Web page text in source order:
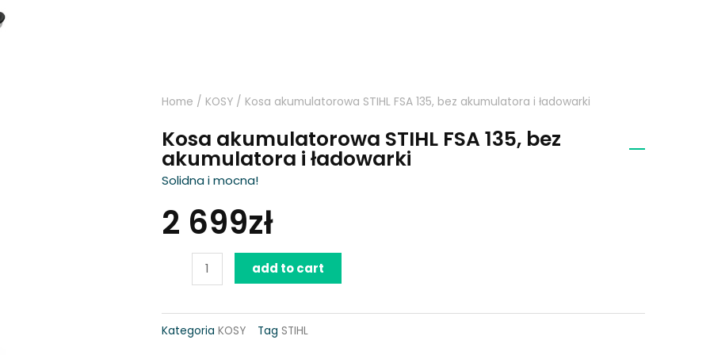
Home / KOSY / Kosa akumulatorowa STIHL FSA 135, bez akumulatora i ładowarki
Kosa akumulatorowa STIHL FSA 135, bez
akumulatora i ładowarki
Solidna i mocna!
2 699zł
akumulatorowa
STIHL
FSA
add to cart
Kategoria KOSY Tag STIHL